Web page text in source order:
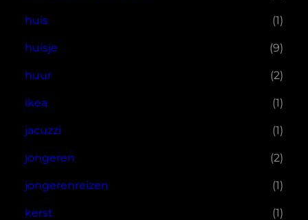
huis (1)
huisje (9)
huur (2)
ikea (1)
jacuzzi (1)
jongeren (2)
jongerenreizen (1)
kerst (1)